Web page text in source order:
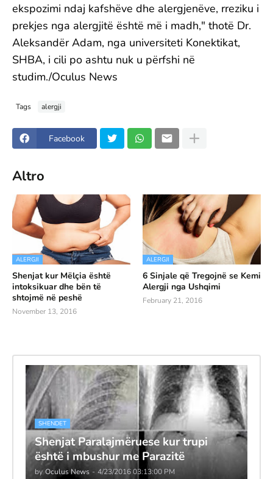
ekspozimi ndaj kafshëve dhe alergjenëve, rreziku i
prekjes nga alergjitë është më i madh," thotë Dr.
Aleksandër Adam, nga universiteti Konektikat,
SHBA, i cili po ashtu nuk u përfshi në
studim./Oculus News
Tags alergji
Facebook
Altro
ALERGJI
Shenjat kur Mëlçia është
intoksikuar dhe bën të
shtojmë në peshë
November 13, 2016
ALERGJI
6 Sinjale që Tregojnë se Kemi
Alergji nga Ushqimi
February 21, 2016
SHENDET
Shenjat Paralajmëruese kur trupi
është i mbushur me Parazitë
by Oculus News - 4/23/2016 03:13:00 PM